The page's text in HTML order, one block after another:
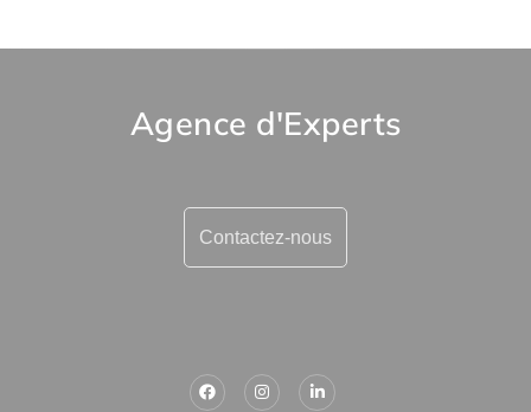
Agence d'Experts
Contactez-nous